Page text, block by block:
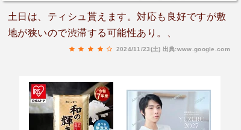
土日は、ティシュ貰えます。対応も良好ですが敷
地が狭いので渋滞する可能性あり。、
2024/11/23(土) 出典:www.google.com